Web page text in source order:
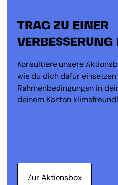
TRAG ZU EINER
VERBESSERUNG
Konsultiere unsere
wie du dich dafür
Rahmenbedingungen in
deinem Kanton
Zur Aktionsbox